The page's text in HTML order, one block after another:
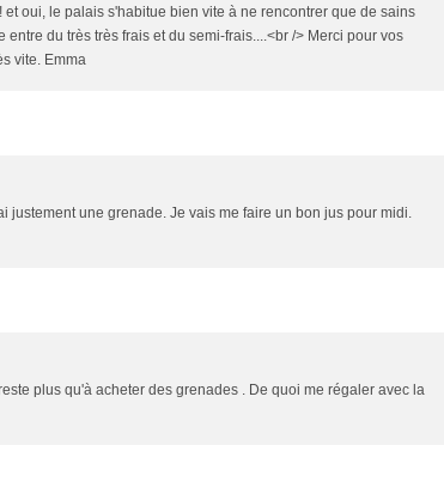
et oui, le palais s'habitue bien vite à ne rencontrer que de sains
entre du très très frais et du semi-frais....<br /> Merci pour vos
vite. Emma
justement une grenade. Je vais me faire un bon jus pour midi.
plus qu'à acheter des grenades . De quoi me régaler avec la